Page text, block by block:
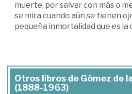
muerte, por salvar con más o
se mira cuando aún se tienen
pequeña inmortalidad que es
Otros libros de Gómez de
(1888-1963)